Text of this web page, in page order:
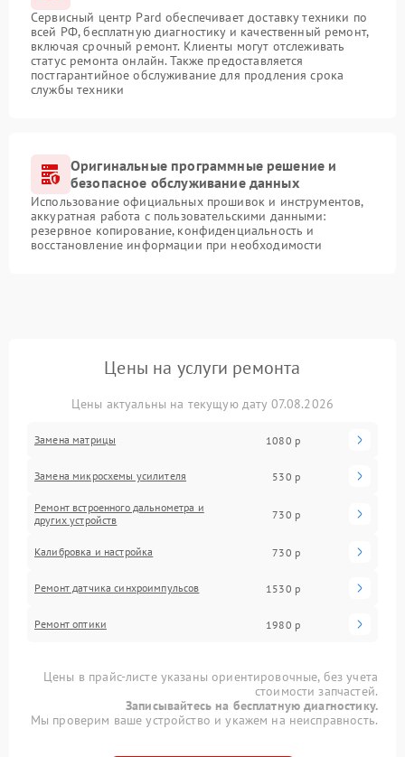
Сервисный центр Pard обеспечивает доставку техники по
всей РФ, бесплатную диагностику и качественный ремонт,
включая срочный ремонт. Клиенты могут отслеживать
статус ремонта онлайн. Также предоставляется
постгарантийное обслуживание для продления срока
службы техники
Оригинальные программные решение и
безопасное обслуживание данных
Использование официальных прошивок и инструментов,
аккуратная работа с пользовательскими данными:
резервное копирование, конфиденциальность и
восстановление информации при необходимости
Цены на услуги ремонта
Цены актуальны на текущую дату 07.08.2026
Замена матрицы 1080 р
Замена микросхемы усилителя 530 р
Ремонт встроенного дальнометра и
других устройств
730 р
Калибровка и настройка 730 р
Ремонт датчика синхроимпульсов 1530 р
Ремонт оптики 1980 р
Цены в прайс-листе указаны ориентировочные, без учета
стоимости запчастей.
Записывайтесь на бесплатную диагностику.
Мы проверим ваше устройство и укажем на неисправность.